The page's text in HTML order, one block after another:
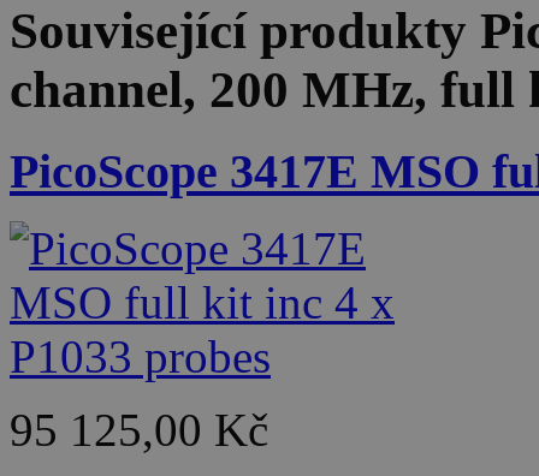
Související produkty
channel, 200 MHz, full
PicoScope 3417E MSO
95 125,00 Kč